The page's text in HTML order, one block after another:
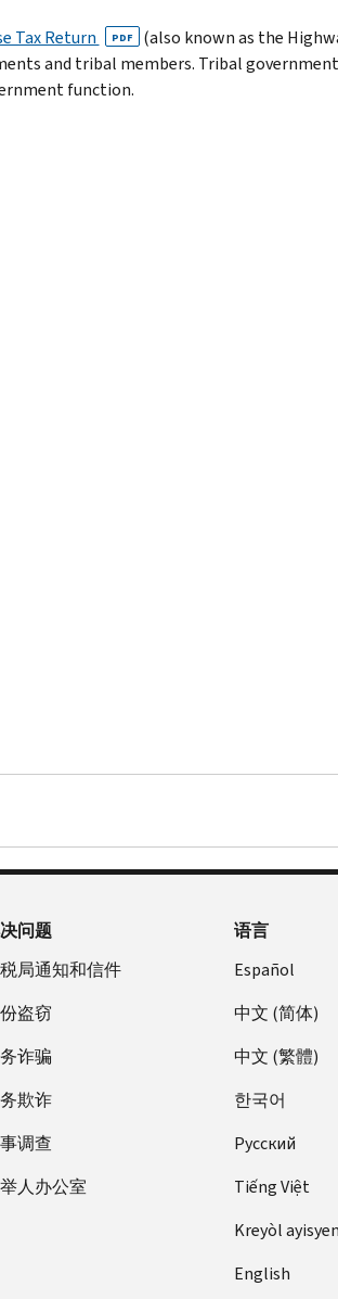
Tax Return PDF
(also known as the
and tribal members. Tribal
function.
问题
局通知和信件
盗窃
诈骗
欺诈
调查
人办公室
语言
Español
中文 (简体)
中文 (繁體)
한국어
Pусский
Tiếng Việt
Kreyòl ayisyen
English